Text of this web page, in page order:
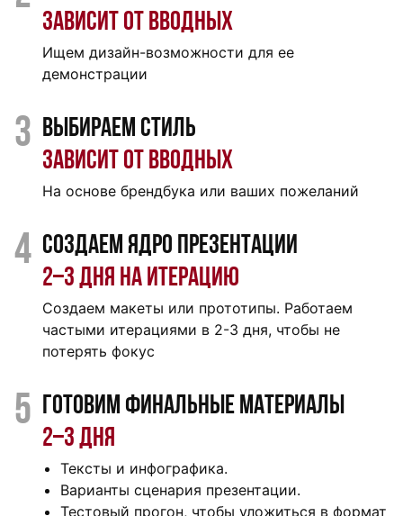
Зависит от вводных
Ищем дизайн-возможности для ее
демонстрации
3 Выбираем стиль
Зависит от вводных
На основе брендбука или ваших пожеланий
4 Создаем ядро презентации
2‒3 дня на итерацию
Создаем макеты или прототипы. Работаем
частыми итерациями в 2-3 дня, чтобы не
потерять фокус
5 Готовим финальные материалы
2‒3 дня
Тексты и инфографика.
Варианты сценария презентации.
Тестовый прогон, чтобы уложиться в формат